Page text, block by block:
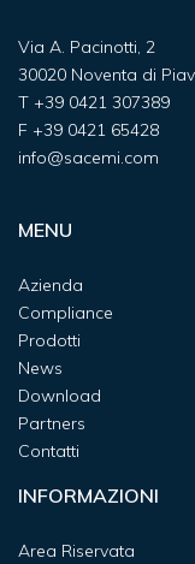
Via A. Pacinotti, 2
30020 Noventa di
T +39 0421 307389
F +39 0421 65428
info@sacemi.com
MENU
Azienda
Compliance
Prodotti
News
Download
Partners
Contatti
INFORMAZIONI
Area Riservata